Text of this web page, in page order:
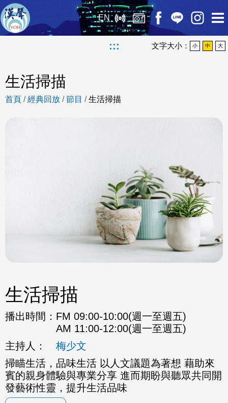
EN
::: 文字大小： 小 中 大
生活掃描
首頁 /經典回放 /節目 /生活掃描
生活掃描
播出時間： FM 09:00-10:00(週一至週五)
AM 11:00-12:00(週一至週五)
主持人：
梅少文
掃瞄生活，品味生活 以人文議題為著想 藉助來
賓的親身體驗與專業分享 進而期盼與聽眾共同開
發藝術性靈，提升生活品味